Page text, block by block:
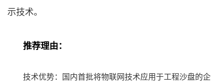
示技术。
推荐理由：
技术优势：国内首批将物联网技术应用于工程沙盘的企